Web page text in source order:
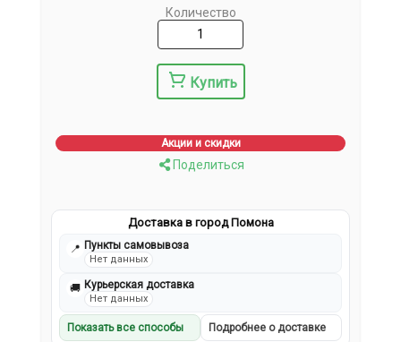
Количество
Купить
Акции и скидки
Поделиться
Доставка в город Помона
📍 Пункты самовывоза
Нет данных
🚚 Курьерская доставка
Нет данных
Показать все способы Подробнее о доставке